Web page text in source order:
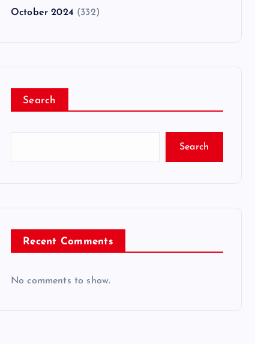
October 2024 (332)
Search
Search
Recent Comments
No comments to show.